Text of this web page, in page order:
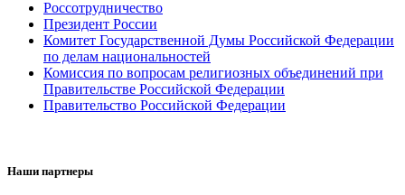
Россотрудничество
Президент России
Комитет Государственной Думы Российской Федерации
по делам национальностей
Комиссия по вопросам религиозных объединений при
Правительстве Российской Федерации
Правительство Российской Федерации
Наши партнеры